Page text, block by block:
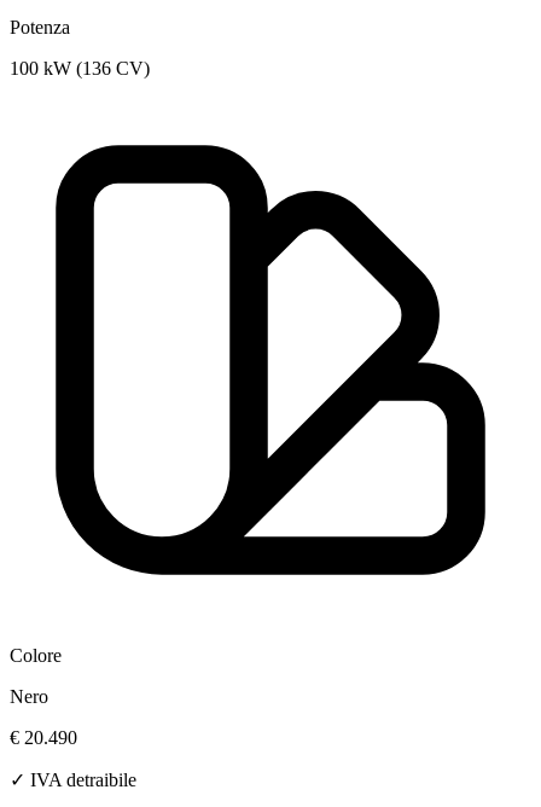
Potenza
100 kW (136 CV)
Colore
Nero
€ 20.490
✓ IVA detraibile